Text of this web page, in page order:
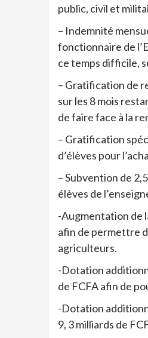
public, civil et
– Indemnité
fonctionnaire de
ce temps difficile,
– Gratification de
sur les 8 mois
de faire face à la
– Gratification
d’élèves pour
– Subvention de
élèves de
-Augmentation de
afin de permettre
agriculteurs.
-Dotation
de FCFA afin de
-Dotation
9, 3 milliards de